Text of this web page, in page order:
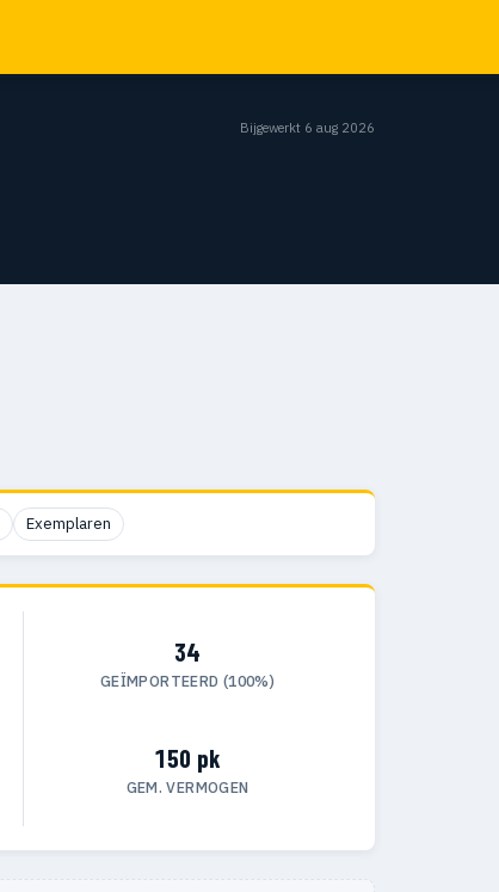
Bijgewerkt 6 aug 2026
Exemplaren
34
GEÏMPORTEERD (100%)
150 pk
GEM. VERMOGEN